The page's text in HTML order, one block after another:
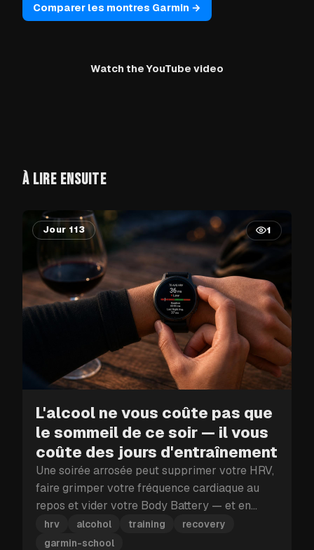
Comparer les montres Garmin →
Watch the YouTube video
À LIRE ENSUITE
Jour 113 1
L'alcool ne vous coûte pas que
le sommeil de ce soir — il vous
coûte des jours d'entraînement
Une soirée arrosée peut supprimer votre HRV,
faire grimper votre fréquence cardiaque au
repos et vider votre Body Battery — et en
plein bloc d'entraînement, ce coup porté à la
récupération peut vous coûter plus qu'une
hrv alcohol training
recovery
garmin-school